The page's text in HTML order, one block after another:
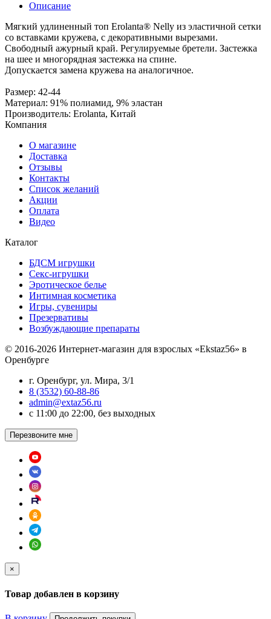
Описание
Мягкий удлиненный топ Erolanta® Nelly из эластичной сетки
со вставками кружева, с декоративными вырезами.
Свободный ажурный край. Регулируемые бретели. Застежка
на шее и многорядная застежка на спине.
Допускается замена кружева на аналогичное.
Размер: 42-44
Материал: 91% полиамид, 9% эластан
Производитель: Erolanta, Китай
Компания
О магазине
Доставка
Отзывы
Контакты
Список желаний
Акции
Оплата
Видео
Каталог
БДСМ игрушки
Секс-игрушки
Эротическое белье
Интимная косметика
Игры, сувениры
Презервативы
Возбуждающие препараты
© 2016-2026 Интернет-магазин для взрослых «Ekstaz56» в
Оренбурге
г. Оренбург, ул. Мира, 3/1
8 (3532) 60-88-86
admin@extaz56.ru
c 11:00 до 22:00, без выходных
Перезвоните мне
×
Товар добавлен в корзину